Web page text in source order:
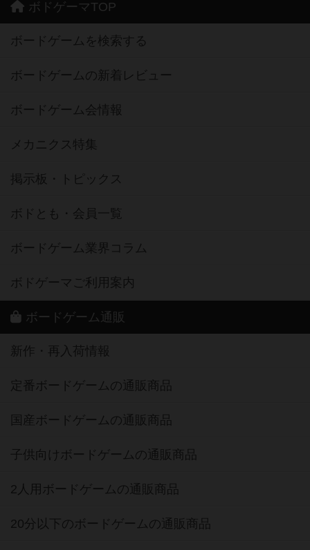
ボドゲーマTOP
ボードゲームを検索する
ボードゲームの新着レビュー
ボードゲーム会情報
メカニクス特集
掲示板・トピックス
ボドとも・会員一覧
ボードゲーム業界コラム
ボドゲーマご利用案内
ボードゲーム通販
新作・再入荷情報
定番ボードゲームの通販商品
国産ボードゲームの通販商品
子供向けボードゲームの通販商品
2人用ボードゲームの通販商品
20分以下のボードゲームの通販商品